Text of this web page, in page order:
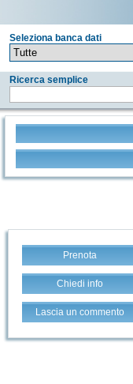
Seleziona banca dati
Ricerca semplice
Prenota
Chiedi info
Lascia un commento